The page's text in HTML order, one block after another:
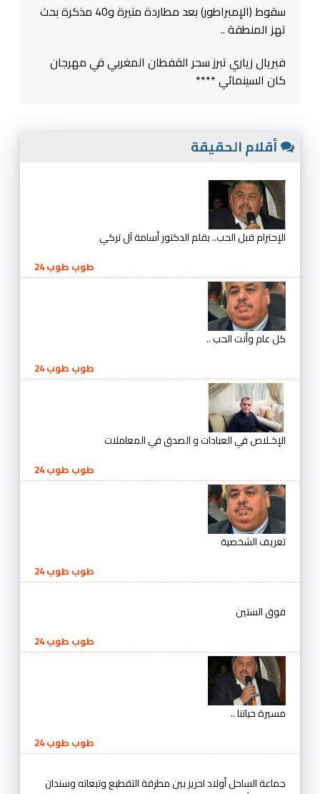
سقوط (الإمبراطور) بعد مطاردة متيرة و40 مذكرة بحث
تهز المنطقة ..
فيريال زياري تبرز سحر القفطان المغربي في مهرجان
كان السينمائي ****
أقلام الحقيقة
الإحترام قبل الحب.. بقلم الدكتور أسامة آل تركي
طوب طوب 24
كل عام وأنت الحب ..
طوب طوب 24
الإخـلاص في العبادات و الصدق في المعاملات
طوب طوب 24
تعريف الشخصية
طوب طوب 24
فوق الستين
طوب طوب 24
مسيرة حياتنا ..
طوب طوب 24
جماعة الساحل أولاد احريز بين مطرقة التقطيع وتبعاته وسندان